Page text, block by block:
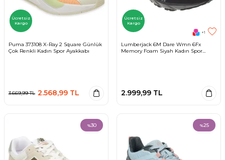
Ücretsiz
Kargo
Puma 373108 X-Ray 2 Square Günlük
Çok Renkli Kadın Spor Ayakkabı
3.669,99TL 2.568,99 TL
Ücretsiz
Kargo
+1
Lumberjack 6M Dare Wmn 6Fx
Memory Foam Siyah Kadın Spor
2.999,99 TL
%30 %25